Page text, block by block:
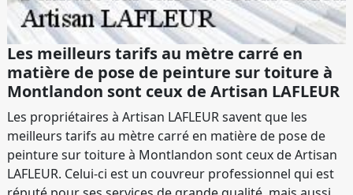
Les meilleurs tarifs au mètre carré en
matière de pose de peinture sur toiture à
Montlandon sont ceux de Artisan LAFLEUR
Les propriétaires à Artisan LAFLEUR savent que les
meilleurs tarifs au mètre carré en matière de pose de
peinture sur toiture à Montlandon sont ceux de Artisan
LAFLEUR. Celui-ci est un couvreur professionnel qui est